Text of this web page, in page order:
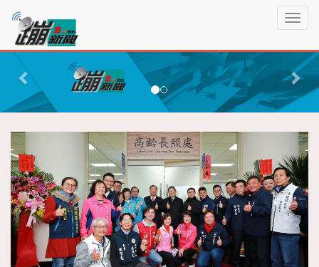
T
g
l
e
i
g
a
t
i
o
n
蹦
新
聞P
r
v
i
o
u
s
N
e
x
t